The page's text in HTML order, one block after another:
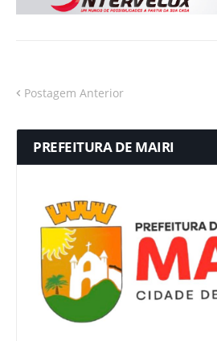
Postagem Anterior
PREFEITURA DE MAIRI